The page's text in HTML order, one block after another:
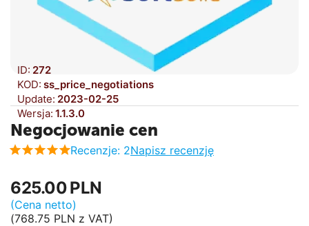
ID: 272
KOD: ss_price_negotiations
Update: 2023-02-25
Wersja: 1.1.3.0
Negocjowanie cen
Recenzje: 2Napisz recenzję
625.00PLN
(Cena netto)
(768.75 PLN z VAT)